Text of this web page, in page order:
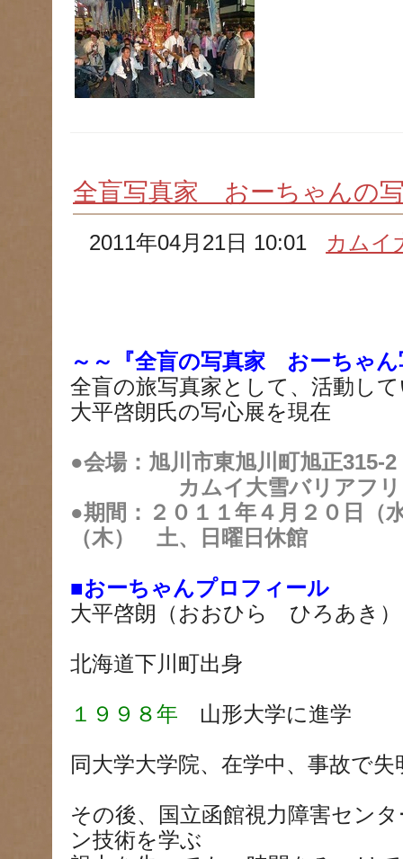
全盲写真家 おーちゃんの
2011年04月21日 10:01 カムイ
～～『全盲の写真家 おーちゃ
全盲の旅写真家として、活動し
大平啓朗氏の写心展を現在
●会場：旭川市東旭川町旭正315-2
カムイ大雪バリアフリー
●期間：２０１１年４月２０日（
（木） 土、日曜日休館
■おーちゃんプロフィール
大平啓朗（おおひら ひろあき
北海道下川町出身
１９９８年 山形大学に進学
同大学大学院、在学中、事故で失
その後、国立函館視力障害セン
ン技術を学ぶ